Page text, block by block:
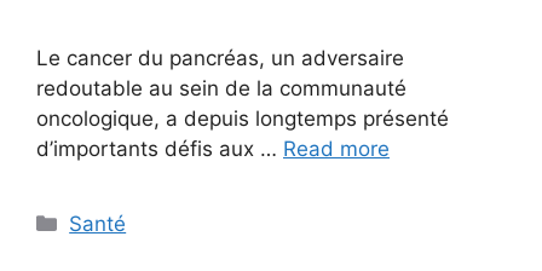
Le cancer du pancréas, un adversaire
redoutable au sein de la communauté
oncologique, a depuis longtemps présenté
d’importants défis aux … Read more
Categories
Santé